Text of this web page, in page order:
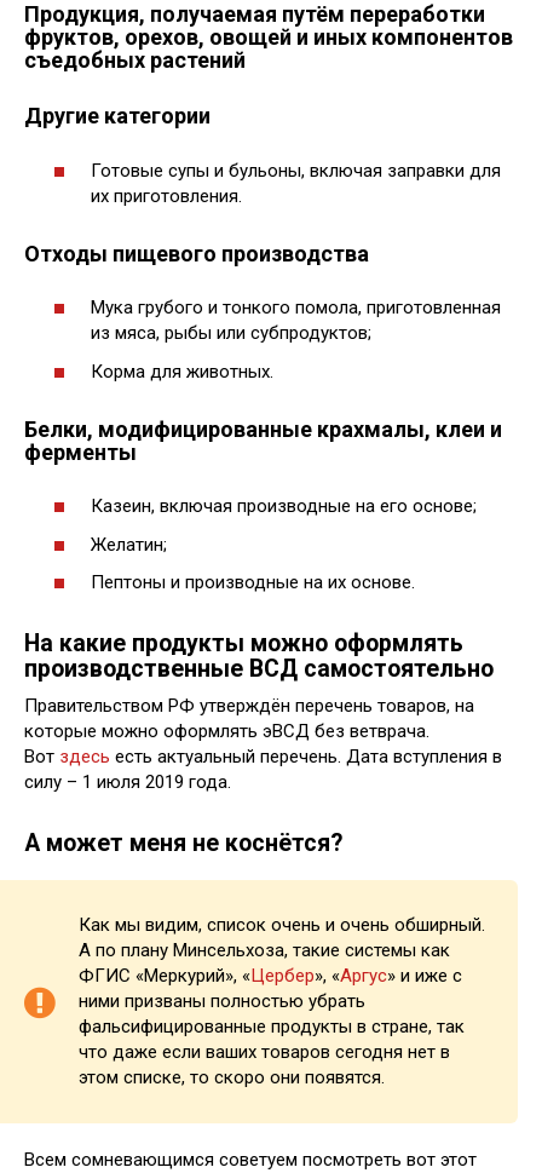
Продукция, получаемая путём переработки
фруктов, орехов, овощей и иных компонентов
съедобных растений
Другие категории
Готовые супы и бульоны, включая заправки для
их приготовления.
Отходы пищевого производства
Мука грубого и тонкого помола, приготовленная
из мяса, рыбы или субпродуктов;
Корма для животных.
Белки, модифицированные крахмалы, клеи и
ферменты
Казеин, включая производные на его основе;
Желатин;
Пептоны и производные на их основе.
На какие продукты можно оформлять
производственные ВСД самостоятельно
Правительством РФ утверждён перечень товаров, на
которые можно оформлять эВСД без ветврача.
Вот здесь есть актуальный перечень. Дата вступления в
силу – 1 июля 2019 года.
А может меня не коснётся?
Как мы видим, список очень и очень обширный.
А по плану Минсельхоза, такие системы как
ФГИС «Меркурий», «Цербер», «Аргус» и иже с
ними призваны полностью убрать
фальсифицированные продукты в стране, так
что даже если ваших товаров сегодня нет в
этом списке, то скоро они появятся.
Всем сомневающимся советуем посмотреть вот этот